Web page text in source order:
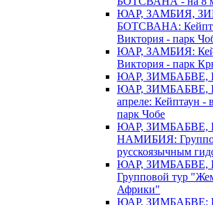
ЮАР, ЗАМБИЯ,
БОТСВАНА:
Виктория - парк
ЮАР, ЗАМБИЯ:
Виктория - парк
ЮАР, ЗИМБАБВЕ,
ЮАР, ЗИМБАБВЕ,
апреле: Кейптаун -
парк Чобе
ЮАР, ЗИМБАБВЕ,
НАМИБИЯ:
русскоязычным
ЮАР, ЗИМБАБВЕ,
Групповой тур
Африки"
ЮАР, ЗИМБАБВЕ: